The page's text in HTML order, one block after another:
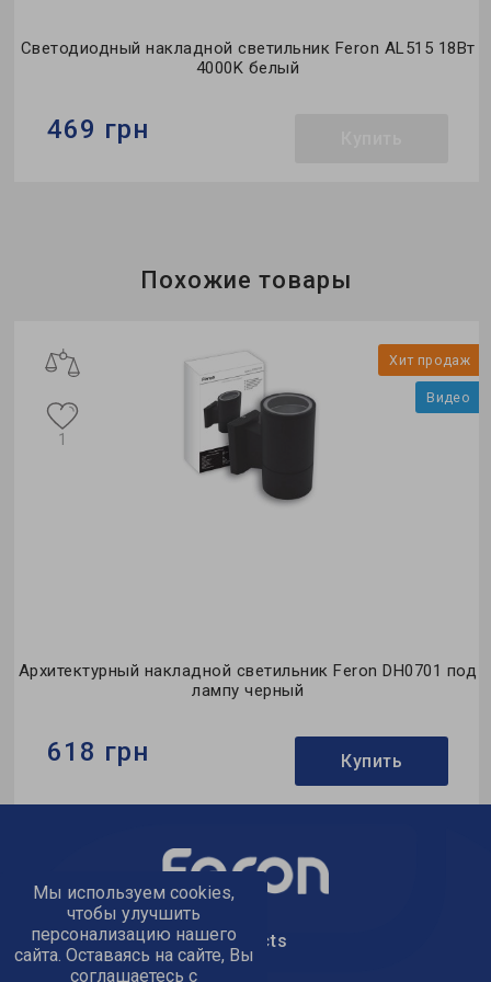
Светодиодный накладной светильник Feron AL515 18Вт
4000K белый
469 грн
Тип источника света:LED
Похожие товары
Хит продаж
Видео
Архитектурный накладной светильник Feron DH0701 под
лампу черный
1
618 грн Купить
Тип светильника:накладной
Тип источника света:Под лампу
text_kontacts
Мы используем cookies,
чтобы улучшить
персонализацию нашего
сайта. Оставаясь на сайте, Вы
соглашаетесь с